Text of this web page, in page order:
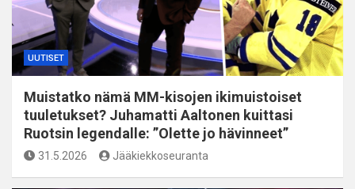
UUTISET
Muistatko nämä MM-kisojen ikimuistoiset
tuuletukset? Juhamatti Aaltonen kuittasi
Ruotsin legendalle: ”Olette jo hävinneet”
31.5.2026 Jääkiekkoseuranta